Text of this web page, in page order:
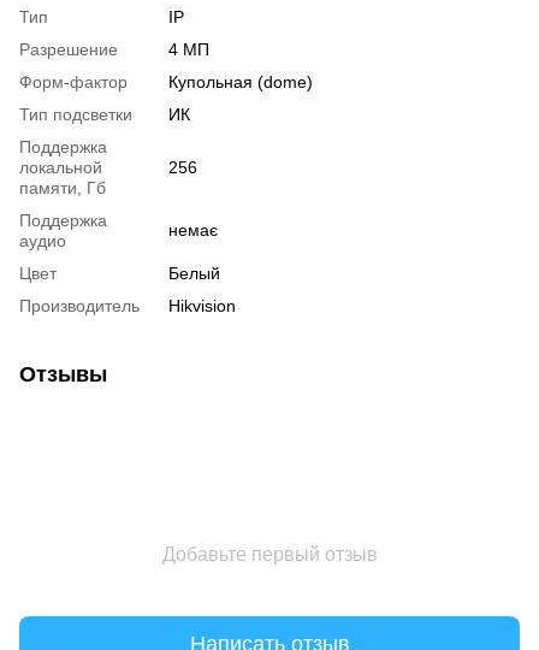
Тип
IP
Разрешение
4 МП
Форм-фактор
Купольная (dome)
Тип подсветки
ИК
Поддержка
локальной
памяти, Гб
256
Поддержка
аудио
немає
Цвет
Белый
Производитель
Hikvision
Отзывы
Добавьте первый отзыв
Написать отзыв